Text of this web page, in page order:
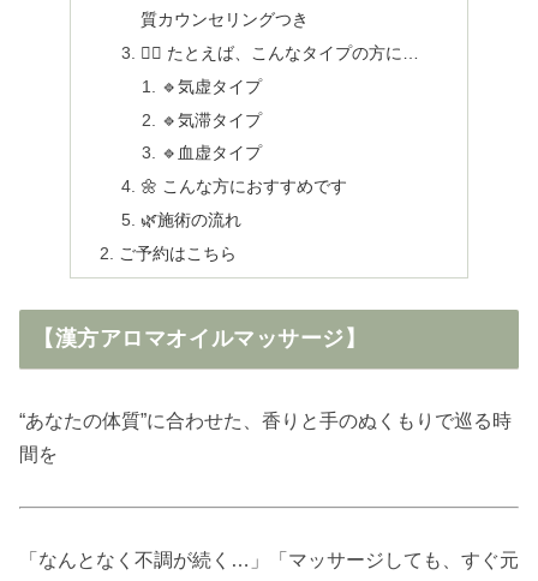
質カウンセリングつき
🧘‍♀️ たとえば、こんなタイプの方に…
🔹気虚タイプ
🔹気滞タイプ
🔹血虚タイプ
🌼 こんな方におすすめです
🌿施術の流れ
ご予約はこちら
【漢方アロマオイルマッサージ】
“あなたの体質”に合わせた、香りと手のぬくもりで巡る時
間を
「なんとなく不調が続く…」「マッサージしても、すぐ元